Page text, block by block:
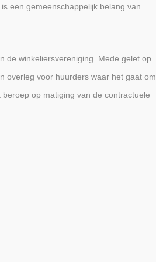
een gemeenschappelijk belang van
de winkeliersvereniging. Mede gelet op
overleg voor huurders waar het gaat om
op matiging van de contractuele